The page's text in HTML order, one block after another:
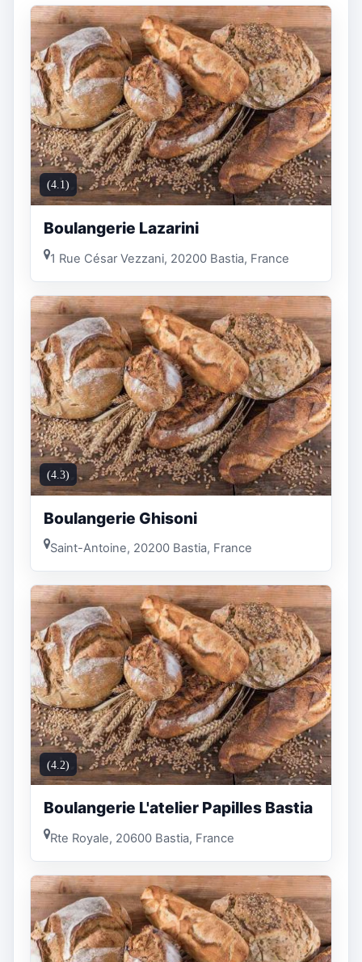
(4.1)
Boulangerie Lazarini
1 Rue César Vezzani, 20200 Bastia, France
(4.3)
Boulangerie Ghisoni
Saint-Antoine, 20200 Bastia, France
(4.2)
Boulangerie L'atelier Papilles Bastia
Rte Royale, 20600 Bastia, France